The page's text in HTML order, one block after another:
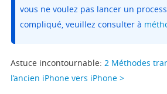
vous ne voulez pas lancer un
compliqué, veuillez consulter à
Astuce incontournable: 2 Méthodes
l’ancien iPhone vers iPhone >